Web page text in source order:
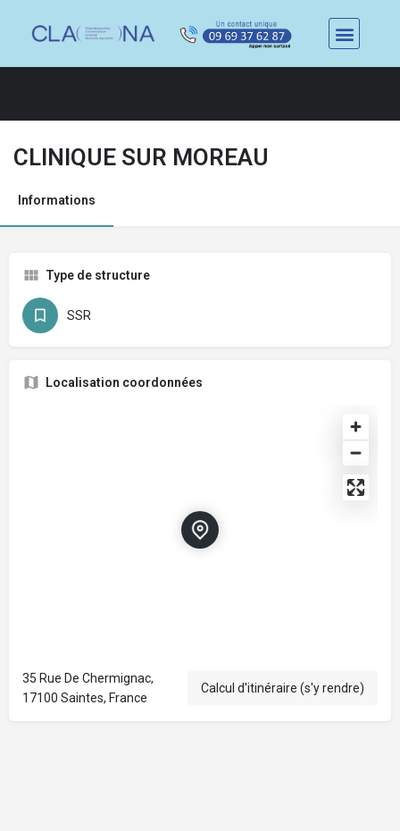
CLINIQUE SUR MOREAU
Informations
Type de structure
SSR
Localisation coordonnées
35 Rue De Chermignac,
17100 Saintes, France
Calcul d'itinéraire (s'y rendre)